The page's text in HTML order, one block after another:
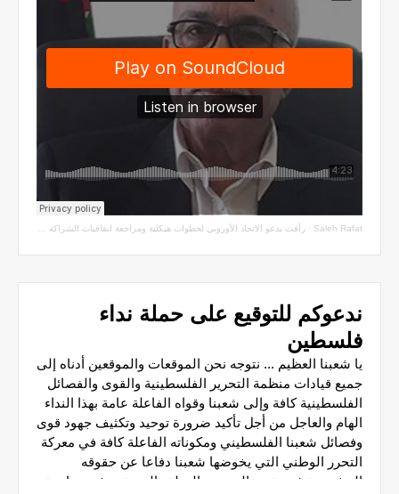
Saleh Rafat
· رأفت يدعو الاتحاد الأوروبي لخطوات هيكلية ومراجعة اتفاقيات الشراكة مع سلطة الاحتلال